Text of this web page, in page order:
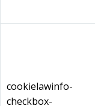
cookielawinfo-
checkbox-